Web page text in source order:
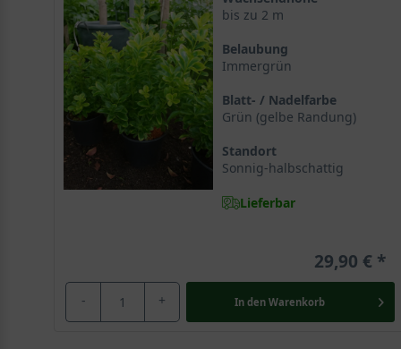
bis zu 2 m
Belaubung
Immergrün
Blatt- / Nadelfarbe
Grün (gelbe Randung)
Standort
Sonnig-halbschattig
Lieferbar
29,90 €
- + In den Warenkorb